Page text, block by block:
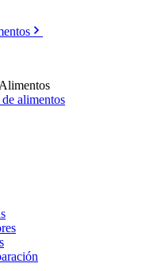
alimentos